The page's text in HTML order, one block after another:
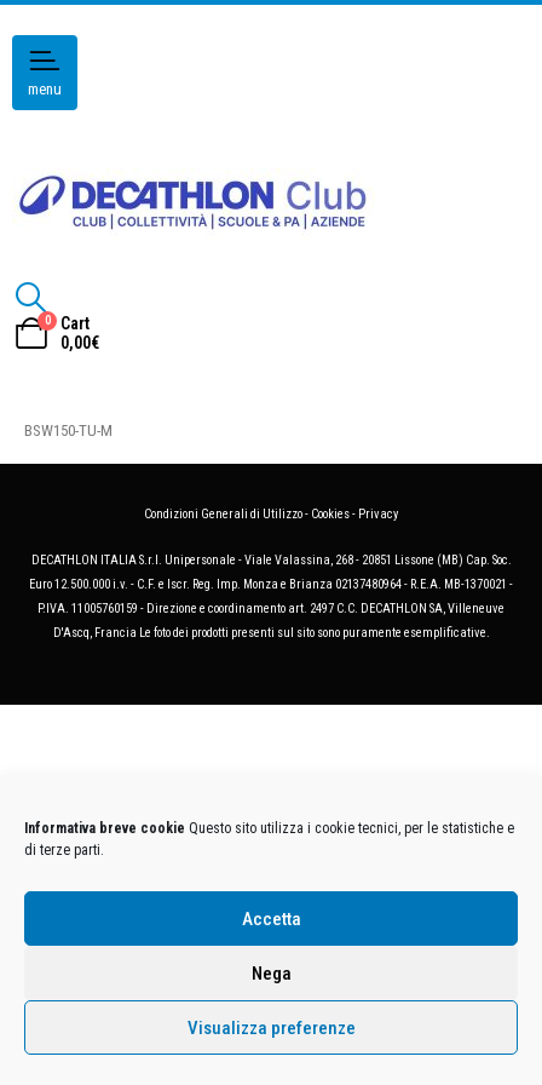
Informativa breve cookie Questo sito utilizza i cookie tecnici, per le statistiche e
di terze parti.
Accetta
Nega
Visualizza preferenze
menu
0
Cart
0,00€
BSW150-TU-M
Condizioni Generali di Utilizzo- Cookies- Privacy
DECATHLON ITALIA S.r.l. Unipersonale - Viale Valassina, 268 - 20851 Lissone (MB) Cap. Soc.
Euro 12.500.000 i.v. - C.F. e Iscr. Reg. Imp. Monza e Brianza 02137480964 - R.E.A. MB-1370021 -
P.IVA. 11005760159 - Direzione e coordinamento art. 2497 C.C. DECATHLON SA, Villeneuve
D'Ascq, Francia Le foto dei prodotti presenti sul sito sono puramente esemplificative.